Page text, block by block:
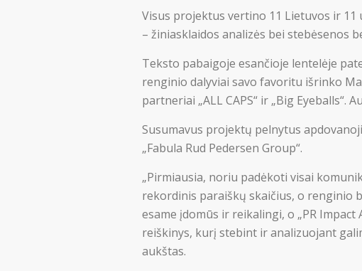
Visus projektus vertino 11 Lietuvos ir
– žiniasklaidos analizės bei stebėsenos
Teksto pabaigoje esančioje lentelėje
renginio dalyviai savo favoritu išrinko
partneriai „ALL CAPS“ ir „Big
Susumavus projektų pelnytus
„Fabula Rud Pedersen Group“.
„Pirmiausia, noriu padėkoti visai
rekordinis paraiškų skaičius, o renginio
esame įdomūs ir reikalingi, o „PR
reiškinys, kurį stebint ir analizuojant
aukštas.